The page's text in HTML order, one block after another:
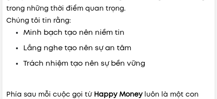
trong những thời điểm quan trọng.
Chúng tôi tin rằng:
Minh bạch tạo nên niềm tin
Lắng nghe tạo nên sự an tâm
Trách nhiệm tạo nên sự bền vững
Phía sau mỗi cuộc gọi từ Happy Moneyluôn là một con